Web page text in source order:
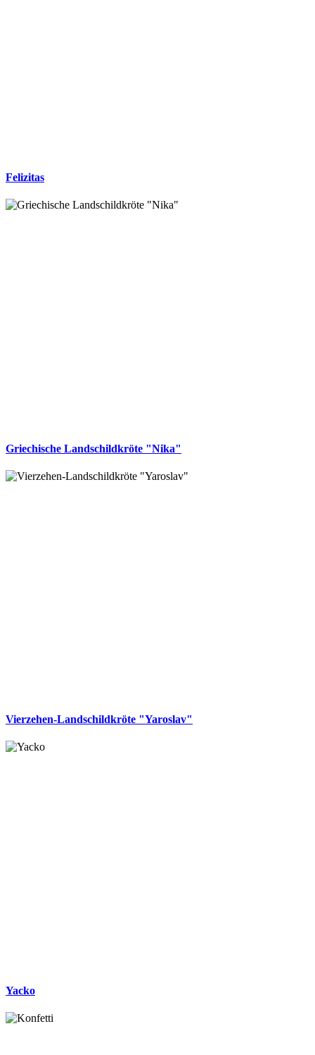
Felizitas
Griechische Landschildkröte "Nika"
Vierzehen-Landschildkröte "Yaroslav"
Yacko